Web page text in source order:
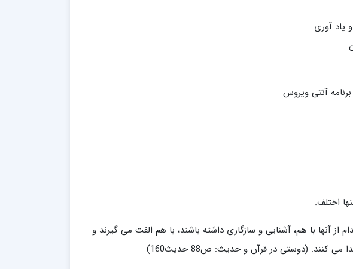
یاد آوری
آنتی ویروس
اختلف.
آنها با هم، آشنایی و سازگاری داشته باشند، با هم الفت می گیرند و
كنند. (دوستی در قرآن و حدیث: ص88 حدیث160)